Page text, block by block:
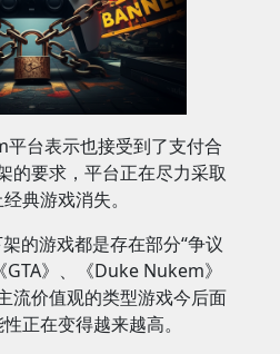
台表示也接受到了支付合
的要求，平台正在尽力采取
典游戏消失。
的游戏都是存在部分“争议
》、《Duke Nukem》
流价值观的类型游戏今后面
正在变得越来越高。